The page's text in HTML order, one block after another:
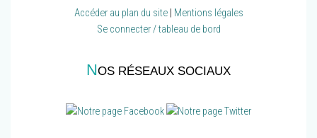
Accéder au plan du site| Mentions légales
Se connecter / tableau de bord
NOS RÉSEAUX SOCIAUX